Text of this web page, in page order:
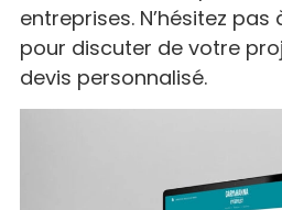
entreprises. N’hésitez
pour discuter de votre
devis personnalisé.